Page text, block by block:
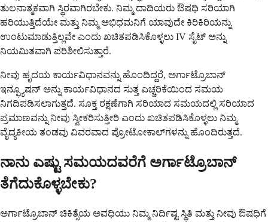
ತುಲನಾತ್ಮಕವಾಗಿ ಸ್ಥಿರವಾಗಿರಬೇಕು. ನಿಮ್ಮ ದಾದಿಯರು ಔಷಧಿ ಸರಿಯಾಗಿ
ಹರಿಯುತ್ತಿದೆಯೇ ಮತ್ತು ನಿಮ್ಮ ಅಭಿಧಮನಿಗೆ ಯಾವುದೇ ಕಿರಿಕಿರಿಯನ್ನು
ಉಂಟುಮಾಡುತ್ತಿಲ್ಲವೇ ಎಂದು ಖಚಿತಪಡಿಸಿಕೊಳ್ಳಲು IV ಸೈಟ್ ಅನ್ನು
ನಿಯಮಿತವಾಗಿ ಪರಿಶೀಲಿಸುತ್ತಾರೆ.
ನೀವು ಹೃದಯ ಕಾರ್ಯವಿಧಾನವನ್ನು ಹೊಂದಿದ್ದರೆ, ಅರ್ಗಾಟ್ರೊಬಾನ್
ಇನ್ಫ್ಯೂಷನ್ ಅನ್ನು ಕಾರ್ಯವಿಧಾನದ ಸುತ್ತ ಎಚ್ಚರಿಕೆಯಿಂದ ಸಮಯ
ನಿಗದಿಪಡಿಸಲಾಗುತ್ತದೆ. ಸೂಕ್ತ ರಕ್ಷಣೆಗಾಗಿ ಸರಿಯಾದ ಸಮಯದಲ್ಲಿ ಸರಿಯಾದ
ಪ್ರಮಾಣವನ್ನು ನೀವು ಸ್ವೀಕರಿಸುತ್ತೀರಿ ಎಂದು ಖಚಿತಪಡಿಸಿಕೊಳ್ಳಲು ನಿಮ್ಮ
ವೈದ್ಯಕೀಯ ತಂಡವು ವಿವರವಾದ ಪ್ರೋಟೋಕಾಲ್‌ಗಳನ್ನು ಹೊಂದಿರುತ್ತದೆ.
ನಾನು ಎಷ್ಟು ಸಮಯದವರೆಗೆ ಅರ್ಗಾಟ್ರೊಬಾನ್
ತೆಗೆದುಕೊಳ್ಳಬೇಕು?
ಅರ್ಗಾಟ್ರೊಬಾನ್ ಚಿಕಿತ್ಸೆಯ ಅವಧಿಯು ನಿಮ್ಮ ನಿರ್ದಿಷ್ಟ ಸ್ಥಿತಿ ಮತ್ತು ನೀವು ಔಷಧಿಗೆ